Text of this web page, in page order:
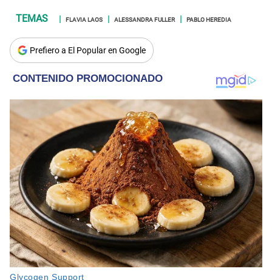
FLAVIA LAOS ALESSANDRA FULLER PABLO HEREDIA
Prefiero a El Popular en Google